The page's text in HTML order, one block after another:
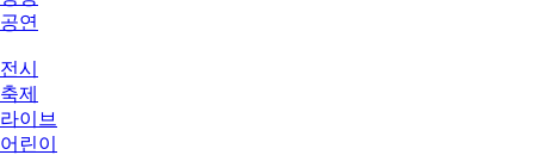
공연
전시
축제
라이브
어린이